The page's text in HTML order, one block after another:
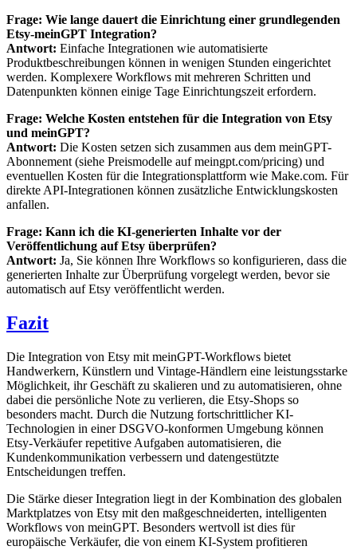
Frage: Wie lange dauert die Einrichtung einer grundlegenden
Etsy-meinGPT Integration?
Antwort: Einfache Integrationen wie automatisierte
Produktbeschreibungen können in wenigen Stunden eingerichtet
werden. Komplexere Workflows mit mehreren Schritten und
Datenpunkten können einige Tage Einrichtungszeit erfordern.
Frage: Welche Kosten entstehen für die Integration von Etsy
und meinGPT?
Antwort: Die Kosten setzen sich zusammen aus dem meinGPT-
Abonnement (siehe Preismodelle auf meingpt.com/pricing) und
eventuellen Kosten für die Integrationsplattform wie Make.com. Für
direkte API-Integrationen können zusätzliche Entwicklungskosten
anfallen.
Frage: Kann ich die KI-generierten Inhalte vor der
Veröffentlichung auf Etsy überprüfen?
Antwort: Ja, Sie können Ihre Workflows so konfigurieren, dass die
generierten Inhalte zur Überprüfung vorgelegt werden, bevor sie
automatisch auf Etsy veröffentlicht werden.
Fazit
Die Integration von Etsy mit meinGPT-Workflows bietet
Handwerkern, Künstlern und Vintage-Händlern eine leistungsstarke
Möglichkeit, ihr Geschäft zu skalieren und zu automatisieren, ohne
dabei die persönliche Note zu verlieren, die Etsy-Shops so
besonders macht. Durch die Nutzung fortschrittlicher KI-
Technologien in einer DSGVO-konformen Umgebung können
Etsy-Verkäufer repetitive Aufgaben automatisieren, die
Kundenkommunikation verbessern und datengestützte
Entscheidungen treffen.
Die Stärke dieser Integration liegt in der Kombination des globalen
Marktplatzes von Etsy mit den maßgeschneiderten, intelligenten
Workflows von meinGPT. Besonders wertvoll ist dies für
europäische Verkäufer, die von einem KI-System profitieren